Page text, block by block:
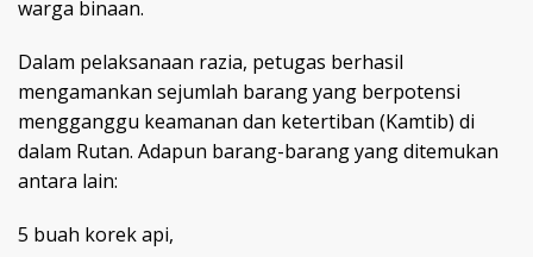
warga binaan.
Dalam pelaksanaan razia, petugas berhasil
mengamankan sejumlah barang yang berpotensi
mengganggu keamanan dan ketertiban (Kamtib) di
dalam Rutan. Adapun barang-barang yang ditemukan
antara lain:
5 buah korek api,